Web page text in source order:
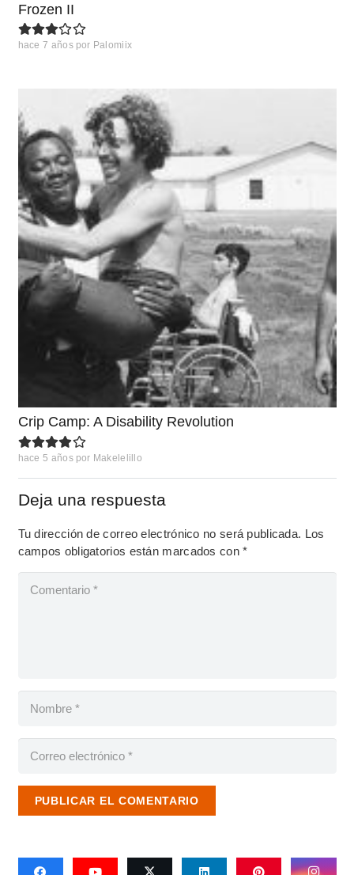
Frozen II
hace 7 años por Palomiix
Crip Camp: A Disability Revolution
hace 5 años por Makelelillo
Deja una respuesta
Tu dirección de correo electrónico no será publicada. Los
campos obligatorios están marcados con*
PUBLICAR EL COMENTARIO